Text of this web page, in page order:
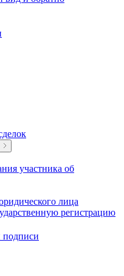
участника об
лица
регистрацию
подписи